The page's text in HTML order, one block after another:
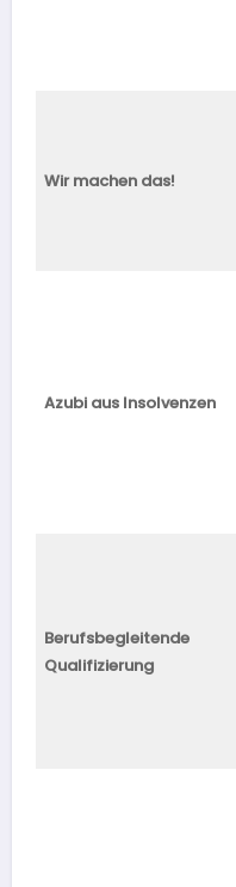
Wir machen das!
Azubi aus Insolvenzen
Berufsbegleitende
Qualifizierung